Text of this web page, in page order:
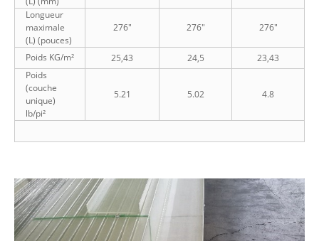
Longueur
maximale
(L) (pouces)
276" 276" 276"
Poids KG/m² 25,43 24,5
23,43
Poids
(couche
unique)
lb/pi²
5.21 5.02 4.8